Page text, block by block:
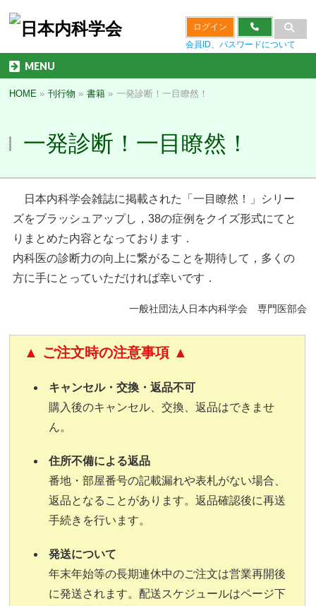
ログイン
会員ID、パスワードについて
MENU
HOME » 刊行物 » 書籍 » 一発診断！一目瞭然！
一発診断！一目瞭然！
日本内科学会雑誌に掲載された「一目瞭然！」シリー
ズをブラッシュアップし，38の症例をクイズ形式にてと
りまとめた内容となっております．
内科医の診断力の向上に繋がることを期待して，多くの
方に手にとっていただければ幸いです．
一般社団法人日本内科学会 専門医部会
▲ ご注文時の注意事項 ▲
キャンセル・交換・返品不可
購入後のキャンセル、交換、返品はできませ
ん。
住所不備による返品
番地・部屋番号の記載漏れや表札がない場合、
返品となることがあります。返品確認後に再送
手続きを行います。
発送について
年末年始等の長期連休中のご注文は営業再開後
に発送されます。配送スケジュールはページ下